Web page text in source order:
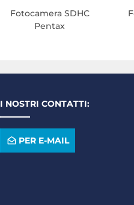
Fotocamera SDHC
Pentax
I NOSTRI CONTATTI:
PER E-MAIL